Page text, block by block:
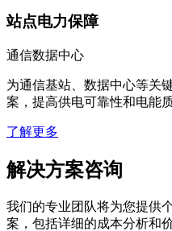
站点电力保障
通信数据中心
为通信基站、数据中心等关
案，提高供电可靠性和电能质
了解更多
解决方案咨询
我们的专业团队将为您提供
案，包括详细的成本分析和